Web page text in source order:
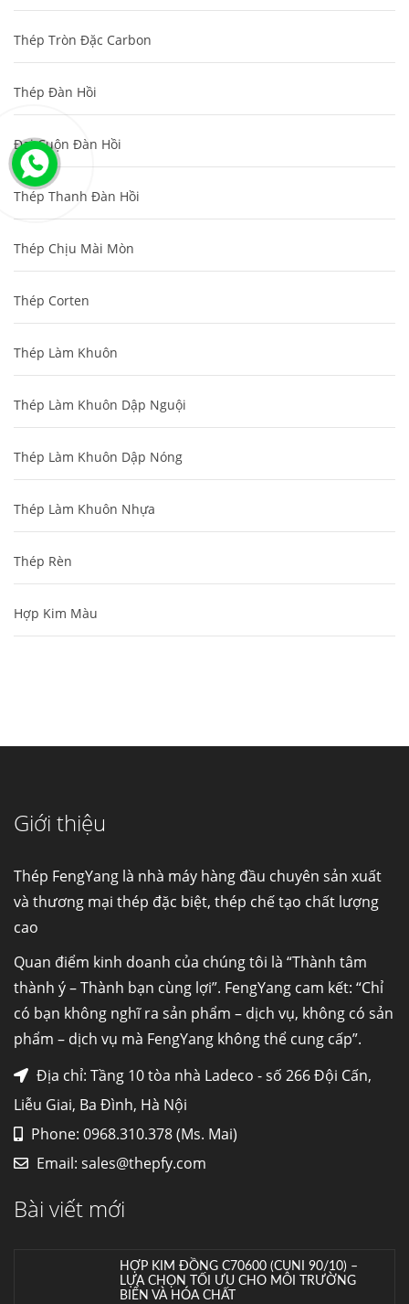
Thép Tròn Đặc Carbon
Thép Đàn Hồi
Đai Cuộn Đàn Hồi
Thép Thanh Đàn Hồi
Thép Chịu Mài Mòn
Thép Corten
Thép Làm Khuôn
Thép Làm Khuôn Dập Nguội
Thép Làm Khuôn Dập Nóng
Thép Làm Khuôn Nhựa
Thép Rèn
Hợp Kim Màu
Giới thiệu
Thép FengYang là nhà máy hàng đầu chuyên sản xuất
và thương mại thép đặc biệt, thép chế tạo chất lượng
cao
Quan điểm kinh doanh của chúng tôi là “Thành tâm
thành ý – Thành bạn cùng lợi”. FengYang cam kết: “Chỉ
có bạn không nghĩ ra sản phẩm – dịch vụ, không có sản
phẩm – dịch vụ mà FengYang không thể cung cấp”.
Địa chỉ: Tầng 10 tòa nhà Ladeco - số 266 Đội Cấn,
Liễu Giai, Ba Đình, Hà Nội
Phone: 0968.310.378 (Ms. Mai)
Email: sales@thepfy.com
Bài viết mới
Ống đúc kéo nguội là gì? Ống...
Fengyang là một trong những nhà
máy...
Hợp kim N06625 là gì? Giá hợp kim 625 mới
Hợp kim N06625 là hợp kim chịu
nhiệt,...
Mua inox ở đâu chất lượng giá tốt? Gọi ngay
Inox (thép không gỉ) là một trong...
HỢP KIM ĐỒNG C70600 (CUNI 90/10) –
LỰA CHỌN TỐI ƯU CHO MÔI TRƯỜNG
BIỂN VÀ HÓA CHẤT